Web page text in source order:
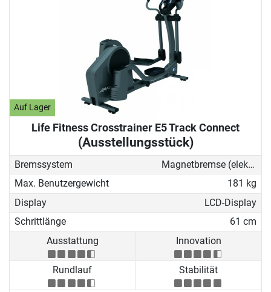
Auf Lager
Life Fitness Crosstrainer E5 Track Connect
(Ausstellungsstück)
Bremssystem
Magnetbremse (elektronisch)
Max. Benutzergewicht
181 kg
Display
LCD-Display
Schrittlänge
61 cm
Ausstattung
Innovation
Rundlauf Stabilität